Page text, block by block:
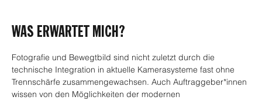
WAS ERWARTET MICH?
Fotografie und Bewegtbild sind nicht zuletzt durch die
technische Integration in aktuelle Kamerasysteme fast ohne
Trennschärfe zusammengewachsen. Auch Auftraggeber*innen
wissen von den Möglichkeiten der modernen